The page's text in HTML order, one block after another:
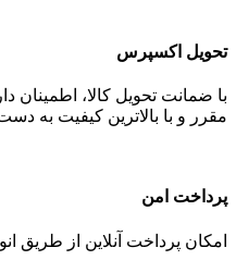
تحویل اکسپرس
با ضمانت تحویل کالا،
مقرر و با بالاترین کیفیت به
پرداخت امن
امکان پرداخت آنلاین از طریق